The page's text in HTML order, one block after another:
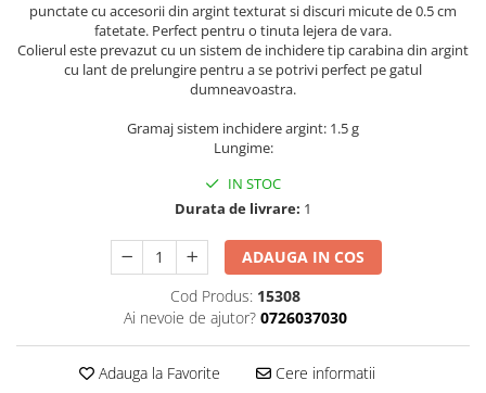
punctate cu accesorii din argint texturat si discuri micute de 0.5 cm
fatetate. Perfect pentru o tinuta lejera de vara.
Colierul este prevazut cu un sistem de inchidere tip carabina din argint
cu lant de prelungire pentru a se potrivi perfect pe gatul
dumneavoastra.
Gramaj sistem inchidere argint: 1.5 g
Lungime:
IN STOC
Durata de livrare: 1
ADAUGA IN COS
Cod Produs: 15308
Ai nevoie de ajutor? 0726037030
Adauga la Favorite Cere informatii